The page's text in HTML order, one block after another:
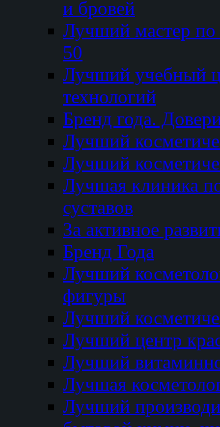
и бровей
Лучший мастер
50
Лучший
технологий
Бренд года.
Лучший
Лучший
Лучшая клиника
суставов
За активное
Бренд Года
Лучший
фигуры
Лучший
Лучший центр
Лучший
Лучшая
Лучший